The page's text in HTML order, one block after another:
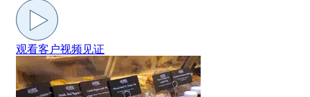
观看客户视频见证